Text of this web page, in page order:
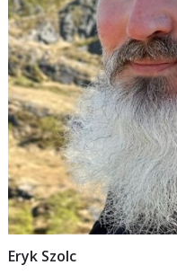
Eryk Szolc